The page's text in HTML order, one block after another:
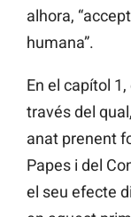
alhora,
humana”.
En el capítol
través del
anat prenent
Papes i del
el seu efecte